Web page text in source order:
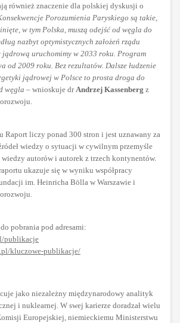
również znaczenie dla polskiej dyskusji o
Porozumienia Paryskiego są takie,
w tym Polska, muszą odejść od węgla do
nazbyt optymistycznych założeń rządu
uruchomimy w 2033 roku. Program
od 2009 roku. Bez rezultatów. Dalsze łudzenie
jądrowej w Polsce to prosta droga do
węgla – wnioskuje drAndrzej Kassenberg z
Raport liczy ponad 300 stron i jest uznawany za
wiedzy o sytuacji w cywilnym przemyśle
autorów i autorek z trzech kontynentów.
ukazuje się w wyniku współpracy
im. Heinricha Bölla w Warszawie i
pobrania pod adresami:
publikacje
kluczowe-publikacje/
jako niezależny międzynarodowy analityk
i nuklearnej. W swej karierze doradzał wielu
Europejskiej, niemieckiemu Ministerstwu